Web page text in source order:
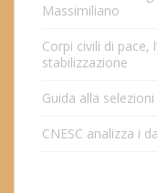
Massimiliano
Corpi civili di pace,
stabilizzazione
Guida alla
CNESC analizza i